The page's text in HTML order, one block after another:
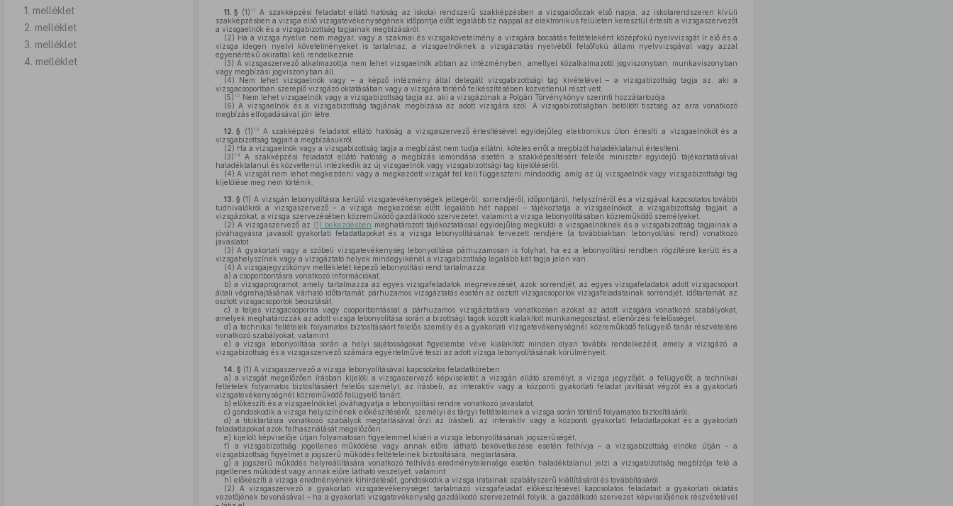
1. melléklet
2. melléklet
3. melléklet
4. melléklet
11. § (1) 11
A szakképzési feladatot ellátó hatóság az iskolai rendszerű szakképzésben a vizsgaidőszak első napja, az iskolarendszeren kívüli
szakképzésben a vizsga első vizsgatevékenységének időpontja előtt legalább tíz nappal az elektronikus felületen keresztül értesíti a vizsgaszervezőt
a vizsgaelnök és a vizsgabizottság tagjainak megbízásáról.
(2) Ha a vizsga nyelve nem magyar, vagy a szakmai és vizsgakövetelmény a vizsgára bocsátás feltételeként középfokú nyelvvizsgát ír elő és a
vizsga idegen nyelvi követelményeket is tartalmaz, a vizsgaelnöknek a vizsgáztatás nyelvéből felsőfokú állami nyelvvizsgával vagy azzal
egyenértékű okirattal kell rendelkeznie.
(3) A vizsgaszervező alkalmazottja nem lehet vizsgaelnök abban az intézményben, amellyel közalkalmazotti jogviszonyban, munkaviszonyban
vagy megbízási jogviszonyban áll.
(4) Nem lehet vizsgaelnök vagy – a képző intézmény által delegált vizsgabizottsági tag kivételével – a vizsgabizottság tagja az, aki a
vizsgacsoportban szereplő vizsgázó oktatásában vagy a vizsgára történő felkészítésében közvetlenül részt vett.
(5) 12 Nem lehet vizsgaelnök vagy a vizsgabizottság tagja az, aki a vizsgázónak a Polgári Törvénykönyv szerinti hozzátartozója.
(6) A vizsgaelnök és a vizsgabizottság tagjának megbízása az adott vizsgára szól. A vizsgabizottságban betöltött tisztség az arra vonatkozó
megbízás elfogadásával jön létre.
12. § (1) 13A szakképzési feladatot ellátó hatóság a vizsgaszervező értesítésével egyidejűleg elektronikus úton értesíti a vizsgaelnököt és a
vizsgabizottság tagjait a megbízásukról.
(2) Ha a vizsgaelnök vagy a vizsgabizottság tagja a megbízást nem tudja ellátni, köteles erről a megbízót haladéktalanul értesíteni.
(3) 14A szakképzési feladatot ellátó hatóság a megbízás lemondása esetén a szakképesítésért felelős miniszter egyidejű tájékoztatásával
haladéktalanul és közvetlenül intézkedik az új vizsgaelnök vagy vizsgabizottsági tag kijelöléséről.
(4) A vizsgát nem lehet megkezdeni vagy a megkezdett vizsgát fel kell függeszteni mindaddig, amíg az új vizsgaelnök vagy vizsgabizottsági tag
kijelölése meg nem történik.
13. § (1) A vizsgán lebonyolításra kerülő vizsgatevékenységek jellegéről, sorrendjéről, időpontjáról, helyszínéről és a vizsgával kapcsolatos további
tudnivalókról a vizsgaszervező – a vizsga megkezdése előtt legalább hét nappal – tájékoztatja a vizsgaelnököt, a vizsgabizottság tagjait, a
vizsgázókat, a vizsga szervezésében közreműködő gazdálkodó szervezetet, valamint a vizsga lebonyolításában közreműködő személyeket.
(2) A vizsgaszervező az (1) bekezdésben meghatározott tájékoztatással egyidejűleg megküldi a vizsgaelnöknek és a vizsgabizottság tagjainak a
jóváhagyásra javasolt gyakorlati feladatlapokat és a vizsga lebonyolításának tervezett rendjére (a továbbiakban: lebonyolítási rend) vonatkozó
javaslatot.
(3) A gyakorlati vagy a szóbeli vizsgatevékenység lebonyolítása párhuzamosan is folyhat, ha ez a lebonyolítási rendben rögzítésre került és a
vizsgahelyszínek vagy a vizsgáztató helyek mindegyikénél a vizsgabizottság legalább két tagja jelen van.
(4) A vizsgajegyzőkönyv mellékletét képező lebonyolítási rend tartalmazza:
a) a csoportbontásra vonatkozó információkat,
b) a vizsgaprogramot, amely tartalmazza az egyes vizsgafeladatok megnevezését, azok sorrendjét, az egyes vizsgafeladatok adott vizsgacsoport
általi végrehajtásának várható időtartamát, párhuzamos vizsgáztatás esetén az osztott vizsgacsoportok vizsgafeladatainak sorrendjét, időtartamát, az
osztott vizsgacsoportok beosztását,
c) a teljes vizsgacsoportra vagy csoportbontással a párhuzamos vizsgáztatásra vonatkozóan azokat az adott vizsgára vonatkozó szabályokat,
amelyek meghatározzák az adott vizsga lebonyolítása során a bizottsági tagok között kialakított munkamegosztást, ellenőrzési felelősséget,
d) a technikai feltételek folyamatos biztosításáért felelős személy és a gyakorlati vizsgatevékenységnél közreműködő felügyelő tanár részvételére
vonatkozó szabályokat, valamint
e) a vizsga lebonyolítása során a helyi sajátosságokat figyelembe véve kialakított minden olyan további rendelkezést, amely a vizsgázó, a
vizsgabizottság és a vizsgaszervező számára egyértelművé teszi az adott vizsga lebonyolításának körülményeit.
14. § (1) A vizsgaszervező a vizsga lebonyolításával kapcsolatos feladatkörében
a) a vizsgát megelőzően írásban kijelöli a vizsgaszervező képviseletét a vizsgán ellátó személyt, a vizsga jegyzőjét, a felügyelőt, a technikai
feltételek folyamatos biztosításáért felelős személyt, az írásbeli, az interaktív vagy a központi gyakorlati feladat javítását végzőt és a gyakorlati
vizsgatevékenységnél közreműködő felügyelő tanárt,
b) előkészíti és a vizsgaelnökkel jóváhagyatja a lebonyolítási rendre vonatkozó javaslatot,
c) gondoskodik a vizsga helyszínének előkészítéséről, személyi és tárgyi feltételeinek a vizsga során történő folyamatos biztosításáról,
d) a titoktartásra vonatkozó szabályok megtartásával őrzi az írásbeli, az interaktív vagy a központi gyakorlati feladatlapokat és a gyakorlati
feladatlapokat azok felhasználását megelőzően,
e) kijelölt képviselője útján folyamatosan figyelemmel kíséri a vizsga lebonyolításának jogszerűségét,
f) a vizsgabizottság jogellenes működése vagy annak előre látható bekövetkezése esetén felhívja – a vizsgabizottság elnöke útján – a
vizsgabizottság figyelmét a jogszerű működés feltételeinek biztosítására, megtartására,
g) a jogszerű működés helyreállítására vonatkozó felhívás eredménytelensége esetén haladéktalanul jelzi a vizsgabizottság megbízója felé a
jogellenes működést vagy annak előre látható veszélyét, valamint
h) előkészíti a vizsga eredményének kihirdetését, gondoskodik a vizsga iratainak szabályszerű kiállításáról és továbbításáról.
(2) A vizsgaszervező a gyakorlati vizsgatevékenységet tartalmazó vizsgafeladat előkészítésével kapcsolatos feladatait a gyakorlati oktatás
vezetőjének bevonásával – ha a gyakorlati vizsgatevékenység gazdálkodó szervezetnél folyik, a gazdálkodó szervezet képviselőjének részvételével